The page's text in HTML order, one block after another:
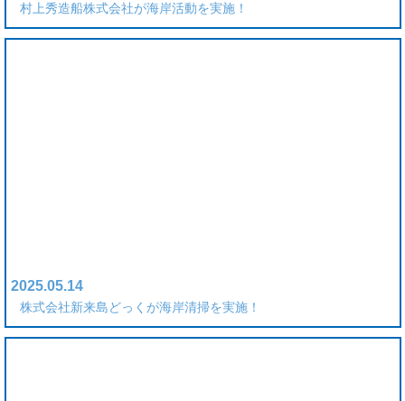
村上秀造船株式会社が海岸活動を実施！
2025.05.14
株式会社新来島どっくが海岸清掃を実施！